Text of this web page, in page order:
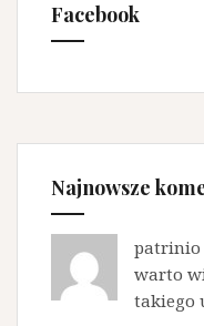
Facebook
Najnowsze
patrinio
warto
takiego